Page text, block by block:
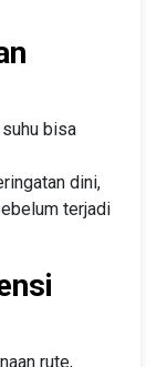
bisa
dini,
terjadi
rute,